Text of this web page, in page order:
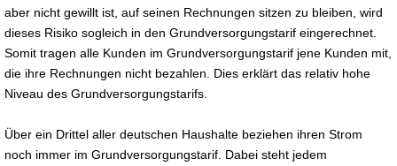
aber nicht gewillt ist, auf seinen Rechnungen sitzen zu bleiben, wird
dieses Risiko sogleich in den Grundversorgungstarif eingerechnet.
Somit tragen alle Kunden im Grundversorgungstarif jene Kunden mit,
die ihre Rechnungen nicht bezahlen. Dies erklärt das relativ hohe
Niveau des Grundversorgungstarifs.
Über ein Drittel aller deutschen Haushalte beziehen ihren Strom
noch immer im Grundversorgungstarif. Dabei steht jedem